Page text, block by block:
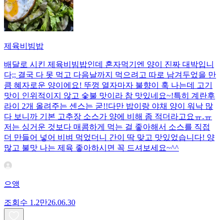
제육비빔밥
배달로 시킨 제육비빔밥인데 혼자먹기엔 양이 진짜 대박입니
다;; 결국 다 못 먹고 다음날까지 먹으려고 따로 남겨두었을 만
큼 혜자로운 양이에요! 뚜껑 열자마자 불향이 훅 나는데 고기
맛이 인위적이지 않고 숯불 맛이라 참 맛있네요~!특히 계란후
라이 2개 올려주는 센스는 굳!! ​다만 밥이랑 야채 양이 워낙 많
다 보니까 기본 고추장 소스가 양에 비해 좀 적더라고요ㅠ.ㅠ
저는 싱거운 것보다 매콤하게 먹는 걸 좋아해서 소스를 직접
더 만들어 넣어 비벼 먹었더니 간이 딱 맞고 맛있었습니다! 양
많고 불맛 나는 제육 좋아하시면 꼭 드셔보세요~^^
으앵
조회수 1.2만26.06.30